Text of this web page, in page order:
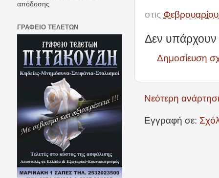
στις
Δεν υπάρχουν
Δημοσίευση
Νεότερη
Εγγραφή σε:
απόδοσης
ΓΡΑΦΕΙΟ ΤΕΛΕΤΩΝ